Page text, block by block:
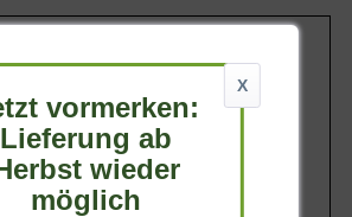
bis zu 6 m
Belaubung
Immergrün
Blatt- / Nadelfarbe
Dunkelgrün
X
vormerken:
Lieferung ab
wieder
möglich